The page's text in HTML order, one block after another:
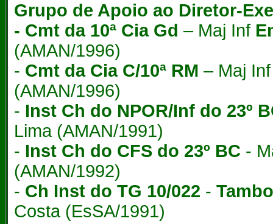
Grupo de Apoio ao Diretor-
- Cmt da 10ª Cia Gd – Maj Inf
(AMAN/1996)
- Cmt da Cia C/10ª RM – Maj
(AMAN/1996)
- Inst Ch do NPOR/Inf do 23º
Lima (AMAN/1991)
- Inst Ch do CFS do 23º BC -
(AMAN/1992)
- Ch Inst do TG 10/022 -
Costa (EsSA/1991)